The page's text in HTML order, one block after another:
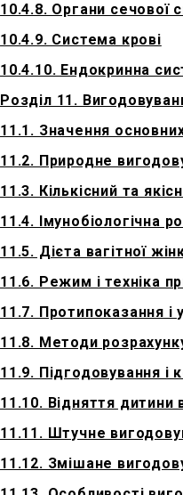
10.4.8. Органи сечової
10.4.9. Система крові
10.4.10. Ендокринна
Розділ 11.
11.1. Значення
11.2. Природне
11.3. Кількісний та
11.4. Імунобіологічна
11.5. Дієта вагітної
11.6. Режим і техніка
11.7. Протипоказання і
11.8. Методи
11.9. Підгодовування і
11.10. Відняття дитини
11.11. Штучне
11.12. Змішане